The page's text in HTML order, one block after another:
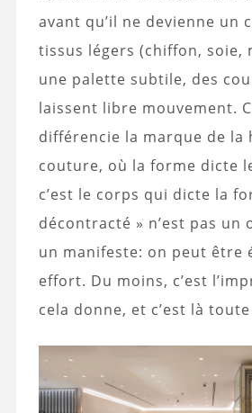
avant qu’il ne devienne un
tissus légers (chiffon, soie,
une palette subtile, des
laissent libre mouvement.
différencie la marque de la
couture, où la forme dicte
c’est le corps qui dicte la
décontracté » n’est pas un
un manifeste: on peut être
effort. Du moins, c’est
cela donne, et c’est là